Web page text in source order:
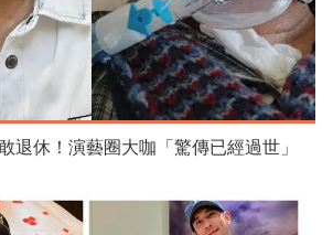
退休！演藝圈大咖「驚傳已經過世」